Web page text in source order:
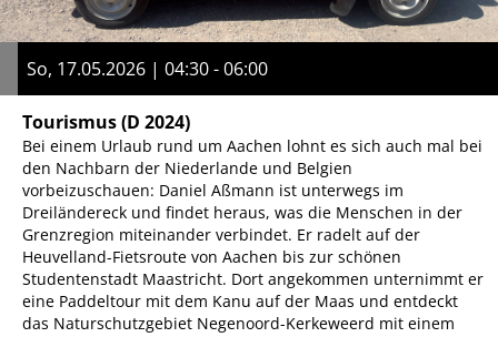
So, 17.05.2026 | 04:30 - 06:00
Tourismus(D 2024)
Bei einem Urlaub rund um Aachen lohnt es sich auch mal bei
den Nachbarn der Niederlande und Belgien
vorbeizuschauen: Daniel Aßmann ist unterwegs im
Dreiländereck und findet heraus, was die Menschen in der
Grenzregion miteinander verbindet. Er radelt auf der
Heuvelland-Fietsroute von Aachen bis zur schönen
Studentenstadt Maastricht. Dort angekommen unternimmt er
eine Paddeltour mit dem Kanu auf der Maas und entdeckt
das Naturschutzgebiet Negenoord-Kerkeweerd mit einem